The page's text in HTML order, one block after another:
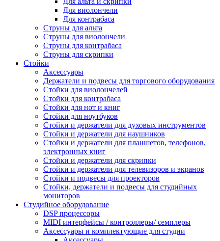
Для виолончели
Для контрабаса
Струны для альта
Струны для виолончели
Струны для контрабаса
Струны для скрипки
Стойки
Аксессуары
Держатели и подвесы для торгового оборудования
Стойки для виолончелей
Стойки для контрабаса
Стойки для нот и книг
Стойки для ноутбуков
Стойки и держатели для духовых инструментов
Стойки и держатели для наушников
Стойки и держатели для планшетов, телефонов,
электронных книг
Стойки и держатели для скрипки
Стойки и держатели для телевизоров и экранов
Стойки и подвесы для проекторов
Стойки, держатели и подвесы для студийных
мониторов
Студийное оборудование
DSP процессоры
MIDI интерфейсы / контроллеры/ семплеры
Аксессуары и комплектующие для студии